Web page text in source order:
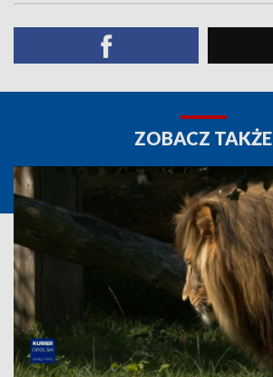
ZOBACZ TAKŻE